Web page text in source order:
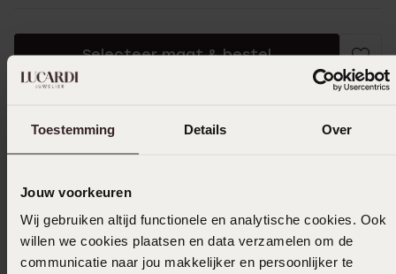
Toestemming Details Over
Jouw voorkeuren
Wij gebruiken altijd functionele en analytische cookies. Ook
willen we cookies plaatsen en data verzamelen om de
communicatie naar jou makkelijker en persoonlijker te
Selecteer maat & bestel